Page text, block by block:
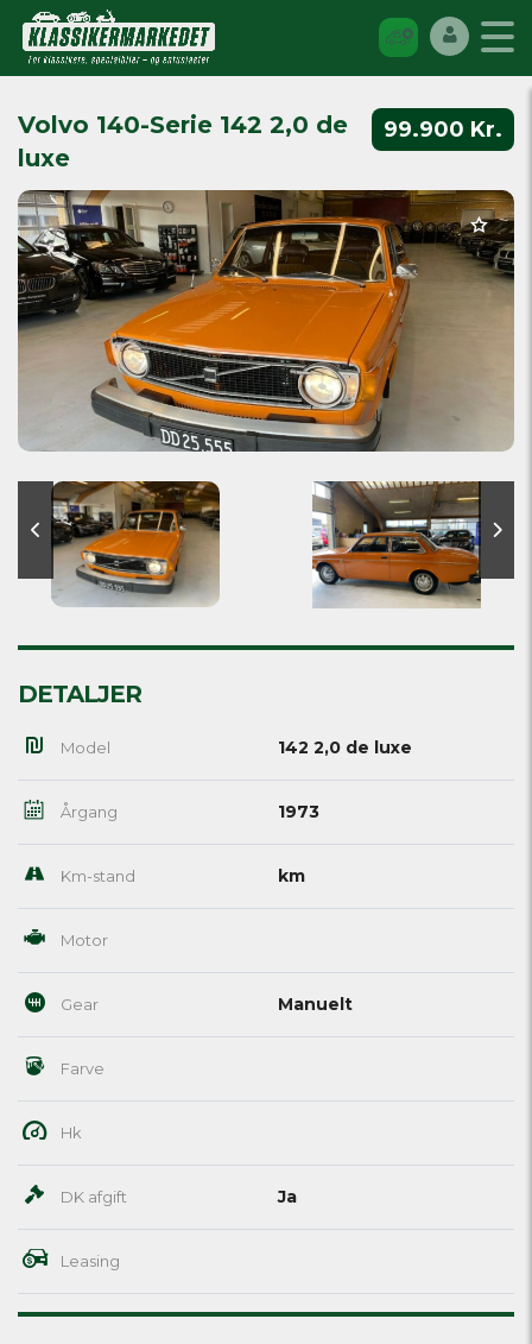
99.900 Kr.
Volvo 140-Serie 142 2,0 de
luxe
DETALJER
Model 142 2,0 de luxe
Årgang 1973
Km-stand km
Motor
Gear Manuelt
Farve
Hk
DK afgift Ja
Leasing